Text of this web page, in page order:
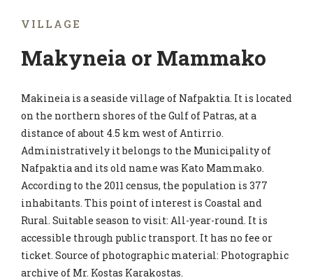
VILLAGE
Makyneia or Mammako
Makineia is a seaside village of Nafpaktia. It is located
on the northern shores of the Gulf of Patras, at a
distance of about 4.5 km west of Antirrio.
Administratively it belongs to the Municipality of
Nafpaktia and its old name was Kato Mammako.
According to the 2011 census, the population is 377
inhabitants. This point of interest is Coastal and
Rural. Suitable season to visit: All-year-round. It is
accessible through public transport. It has no fee or
ticket. Source of photographic material: Photographic
archive of Mr. Kostas Karakostas.